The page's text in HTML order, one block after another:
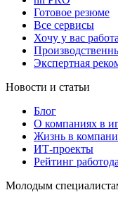
Готовое резюме
Все сервисы
Хочу у вас
Экспертная
Новости и статьи
Блог
О компаниях в
Жизнь в
ИТ-проекты
Рейтинг
Молодым